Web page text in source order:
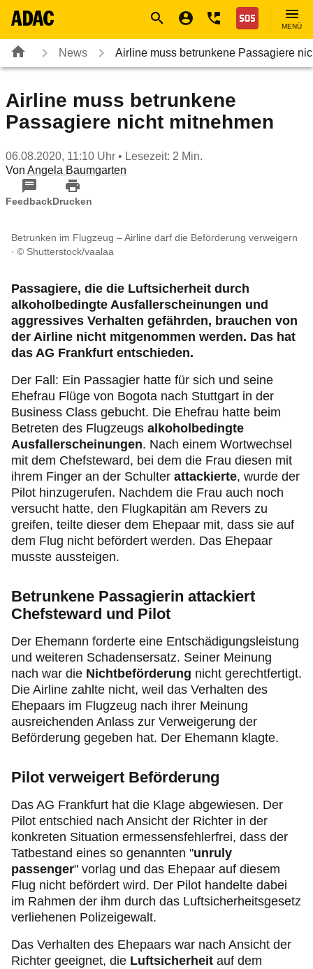
Nothilfe
MENÜ
News Airline muss betrunkene Passagiere
Airline muss betrunkene
Passagiere nicht mitnehmen
06.08.2020, 11:10 Uhr • Lesezeit: 2 Min.
Von Angela Baumgarten
FeedbackDrucken
Betrunken im Flugzeug – Airline darf die Beförderung verweigern
© Shutterstock/vaalaa
Passagiere, die die Luftsicherheit durch
alkoholbedingte Ausfallerscheinungen und
aggressives Verhalten gefährden, brauchen von
der Airline nicht mitgenommen werden. Das hat
das AG Frankfurt entschieden.
Der Fall: Ein Passagier hatte für sich und seine
Ehefrau Flüge von Bogota nach Stuttgart in der
Business Class gebucht. Die Ehefrau hatte beim
Betreten des Flugzeugs alkoholbedingte
Ausfallerscheinungen. Nach einem Wortwechsel
mit dem Chefsteward, bei dem die Frau diesen mit
ihrem Finger an der Schulter attackierte, wurde der
Pilot hinzugerufen. Nachdem die Frau auch noch
versucht hatte, den Flugkapitän am Revers zu
greifen, teilte dieser dem Ehepaar mit, dass sie auf
dem Flug nicht befördert werden. Das Ehepaar
musste aussteigen.
Betrunkene Passagierin attackiert
Chefsteward und Pilot
Der Ehemann forderte eine Entschädigungsleistung
und weiteren Schadensersatz. Seiner Meinung
nach war die Nichtbeförderung nicht gerechtfertigt.
Die Airline zahlte nicht, weil das Verhalten des
Ehepaars im Flugzeug nach ihrer Meinung
ausreichenden Anlass zur Verweigerung der
Beförderung gegeben hat. Der Ehemann klagte.
Pilot verweigert Beförderung
Das AG Frankfurt hat die Klage abgewiesen. Der
Pilot entschied nach Ansicht der Richter in der
konkreten Situation ermessensfehlerfrei, dass der
Tatbestand eines so genannten "unruly
passenger" vorlag und das Ehepaar auf diesem
Flug nicht befördert wird. Der Pilot handelte dabei
im Rahmen der ihm durch das Luftsicherheitsgesetz
verliehenen Polizeigewalt.
Das Verhalten des Ehepaars war nach Ansicht der
Richter geeignet, die Luftsicherheit auf dem